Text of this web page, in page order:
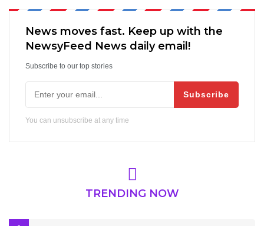
News moves fast. Keep up with the
NewsyFeed News daily email!
Subscribe to our top stories
Subscribe
You can unsubscribe at any time
TRENDING NOW